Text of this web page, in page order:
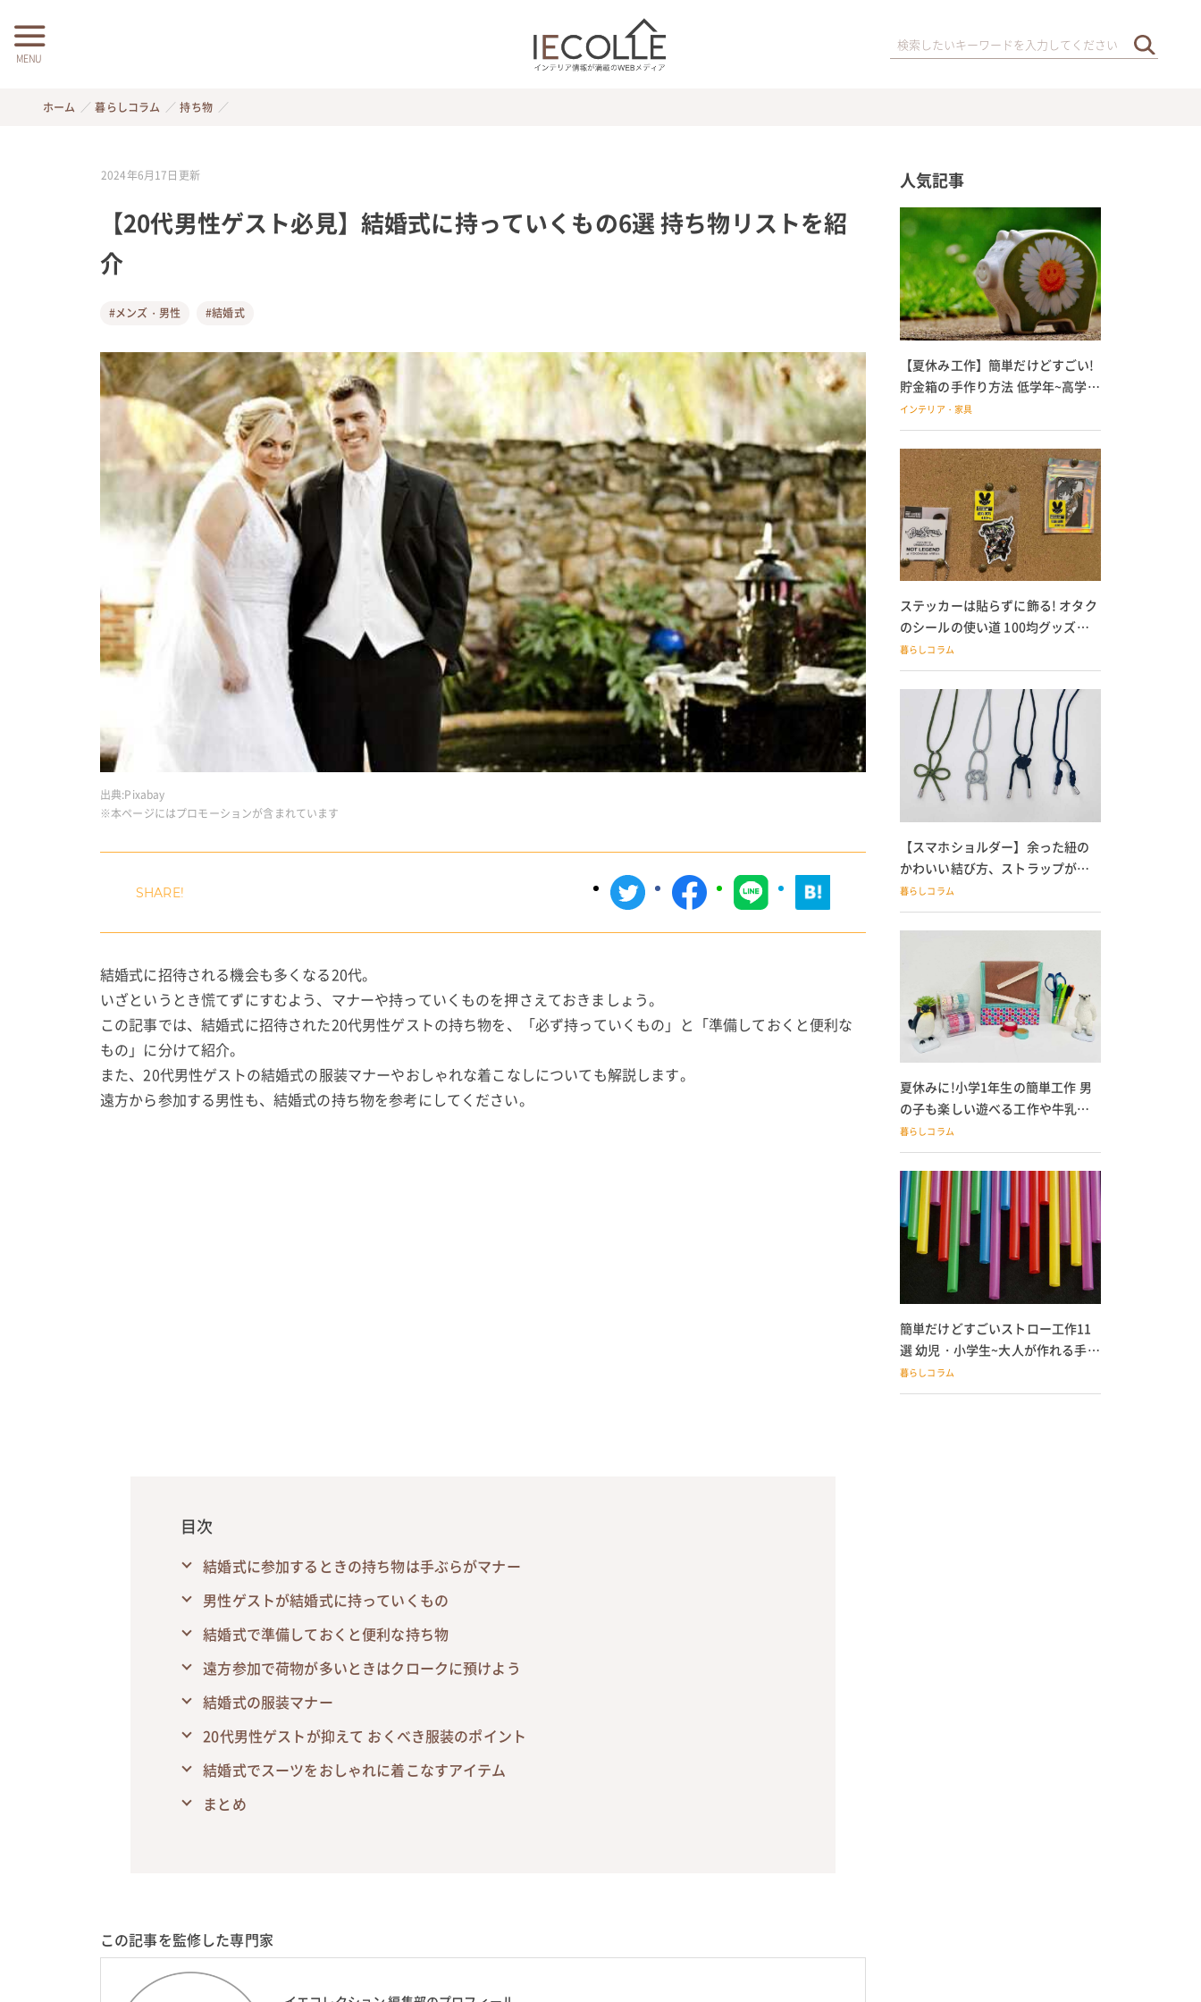
MENU
ホーム 暮らしコラム 持ち物
2024年6月17日 更新
【20代男性ゲスト必見】結婚式に持っていくもの6選 持ち物リストを紹
介
#メンズ・男性 #結婚式
出典:Pixabay
※本ページにはプロモーションが含まれています
結婚式に招待される機会も多くなる20代。
いざというとき慌てずにすむよう、マナーや持っていくものを押さえておきましょう。
この記事では、結婚式に招待された20代男性ゲストの持ち物を、「必ず持っていくもの」と「準備しておくと便利な
もの」に分けて紹介。
また、20代男性ゲストの結婚式の服装マナーやおしゃれな着こなしについても解説します。
遠方から参加する男性も、結婚式の持ち物を参考にしてください。
目次
結婚式に参加するときの持ち物は手ぶらがマナー
男性ゲストが結婚式に持っていくもの
結婚式で準備しておくと便利な持ち物
遠方参加で荷物が多いときはクロークに預けよう
結婚式の服装マナー
20代男性ゲストが抑えて おくべき服装のポイント
結婚式でスーツをおしゃれに着こなすアイテム
まとめ
この記事を監修した専門家
人気記事
【夏休み工作】簡単だけどすごい!
貯金箱の手作り方法 低学年~高学年
の子どもにも
インテリア・家具
ステッカーは貼らずに飾る! オタク
のシールの使い道 100均グッズで
の飾り方も
暮らしコラム
【スマホショルダー】余った紐の
かわいい結び方、ストラップが落
ちる人必見
暮らしコラム
夏休みに!小学1年生の簡単工作 男
の子も楽しい遊べる工作や牛乳パ
ック貯金箱も
暮らしコラム
簡単だけどすごいストロー工作11
選 幼児・小学生~大人が作れる手作
りおもちゃ
暮らしコラム